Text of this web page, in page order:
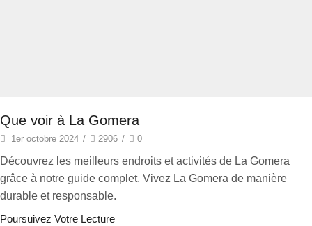
Que voir à La Gomera
1er octobre 2024 / 2906 / 0
Découvrez les meilleurs endroits et activités de La Gomera
grâce à notre guide complet. Vivez La Gomera de manière
durable et responsable.
Poursuivez Votre Lecture